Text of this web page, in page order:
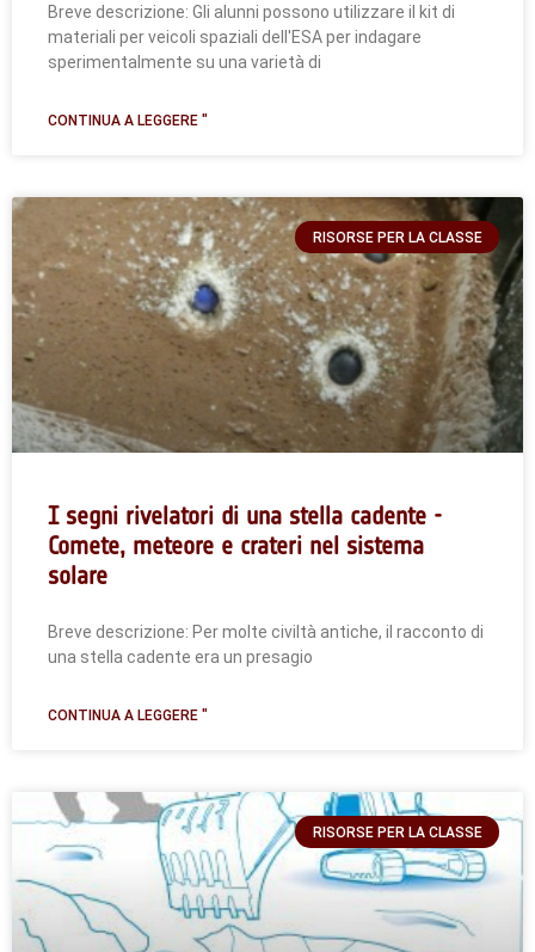
Breve descrizione: Gli alunni possono utilizzare il kit di
materiali per veicoli spaziali dell'ESA per indagare
sperimentalmente su una varietà di
CONTINUA A LEGGERE "
RISORSE PER LA CLASSE
I segni rivelatori di una stella cadente -
Comete, meteore e crateri nel sistema
solare
Breve descrizione: Per molte civiltà antiche, il racconto di
una stella cadente era un presagio
CONTINUA A LEGGERE "
RISORSE PER LA CLASSE